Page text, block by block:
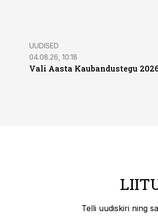
UUDISED
04.08.26, 10:18
Vali Aasta Kaubandustegu
Telli uudiskiri ning